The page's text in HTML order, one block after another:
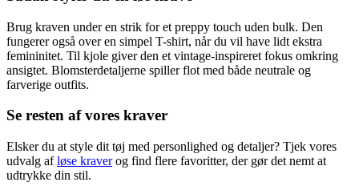
Brug kraven under en strik for et preppy touch uden bulk. Den
fungerer også over en simpel T-shirt, når du vil have lidt ekstra
femininitet. Til kjole giver den et vintage-inspireret fokus omkring
ansigtet. Blomsterdetaljerne spiller flot med både neutrale og
farverige outfits.
Se resten af vores kraver
Elsker du at style dit tøj med personlighed og detaljer? Tjek vores
udvalg afløse kraverog find flere favoritter, der gør det nemt at
udtrykke din stil.